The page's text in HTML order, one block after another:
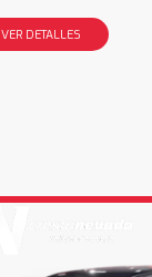
VER DETALLES